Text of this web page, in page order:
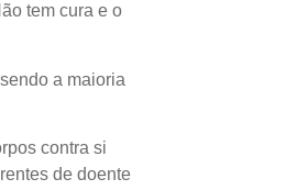
tem cura e o
a maioria
contra si
de doente